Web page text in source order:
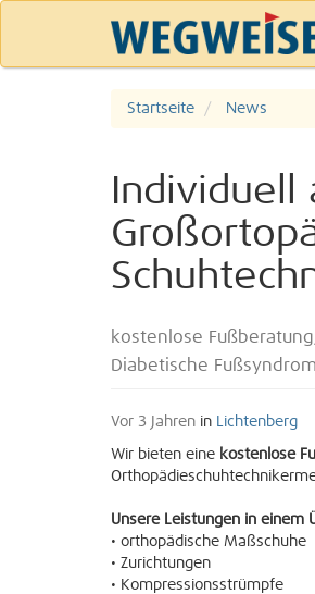
Startseite News
kostenlose
Diabetische
Vor 3 Jahren in Lichtenberg
Wir bieten eine kostenlose
Unsere Leistungen in einem
• orthopädische Maßschuhe
• Zurichtungen
• Kompressionsstrümpfe